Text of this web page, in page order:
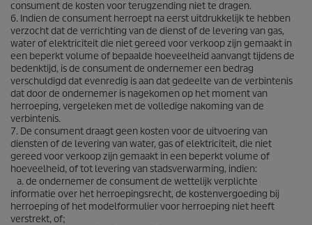
consument de kosten voor terugzending niet te dragen.
6. Indien de consument herroept na eerst uitdrukkelijk te hebben
verzocht dat de verrichting van de dienst of de levering van gas,
water of elektriciteit die niet gereed voor verkoop zijn gemaakt in
een beperkt volume of bepaalde hoeveelheid aanvangt tijdens de
bedenktijd, is de consument de ondernemer een bedrag
verschuldigd dat evenredig is aan dat gedeelte van de verbintenis
dat door de ondernemer is nagekomen op het moment van
herroeping, vergeleken met de volledige nakoming van de
verbintenis.
7. De consument draagt geen kosten voor de uitvoering van
diensten of de levering van water, gas of elektriciteit, die niet
gereed voor verkoop zijn gemaakt in een beperkt volume of
hoeveelheid, of tot levering van stadsverwarming, indien:
a. de ondernemer de consument de wettelijk verplichte
informatie over het herroepingsrecht, de kostenvergoeding bij
herroeping of het modelformulier voor herroeping niet heeft
verstrekt, of;